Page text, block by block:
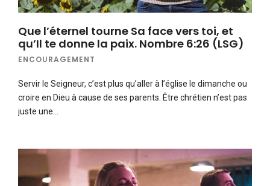
Que l’éternel tourne Sa face vers toi, et
qu’Il te donne la paix. Nombre 6:26 (LSG)
ENCOURAGEMENT
Servir le Seigneur, c’est plus qu’aller à l’église le dimanche ou
croire en Dieu à cause de ses parents. Être chrétien n’est pas
juste une…